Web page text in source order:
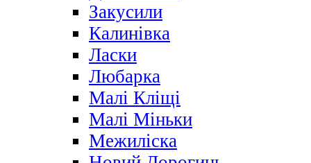
Закусили
Калинівка
Ласки
Любарка
Малі Кліщі
Малі Міньки
Межиліска